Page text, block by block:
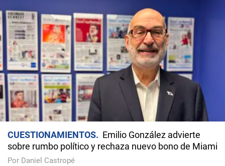
CUESTIONAMIENTOS
Emilio González advierte
sobre rumbo político y rechaza nuevo bono de Miami
Por Daniel Castropé